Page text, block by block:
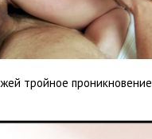
тройное проникновение